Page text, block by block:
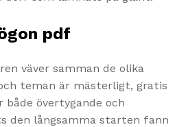
pdf
väver samman de olika
teman är mästerligt, gratis
övertygande och
den långsamma starten fann